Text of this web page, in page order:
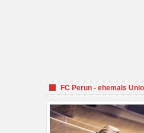
FC Perun - ehemals